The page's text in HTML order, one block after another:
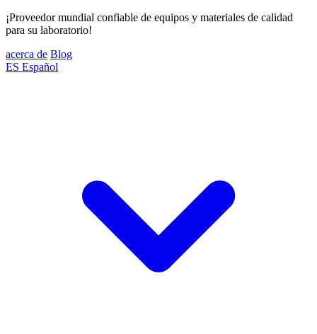
¡Proveedor mundial confiable de equipos y materiales de calidad
para su laboratorio!
acerca de Blog
ES Español